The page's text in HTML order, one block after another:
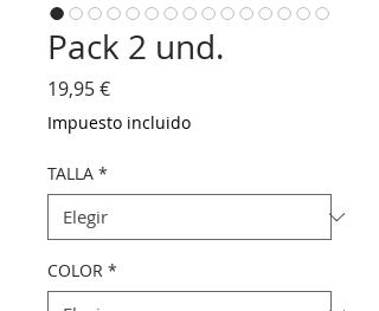
Pack 2 und.
19,95 €Precio
Impuesto incluido
TALLA *
COLOR *